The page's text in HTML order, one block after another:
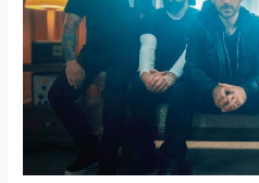
lancement
officiel
de
son
« Hourglass »